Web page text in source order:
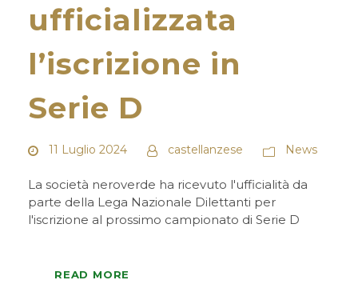
ufficializzata
l’iscrizione in
Serie D
11 Luglio 2024 castellanzese News
La società neroverde ha ricevuto l'ufficialità da
parte della Lega Nazionale Dilettanti per
l'iscrizione al prossimo campionato di Serie D
READ MORE